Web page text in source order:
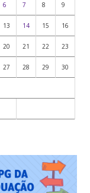
6 7 8 9
13 14 15 16
20 21 22 23
27 28 29 30